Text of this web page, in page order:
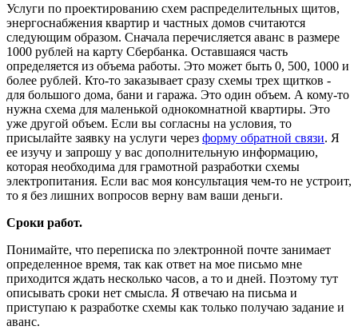
Услуги по проектированию схем распределительных щитов,
энергоснабжения квартир и частных домов считаются
следующим образом. Сначала перечисляется аванс в размере
1000 рублей на карту Сбербанка. Оставшаяся часть
определяется из объема работы. Это может быть 0, 500, 1000 и
более рублей. Кто-то заказывает сразу схемы трех щитков -
для большого дома, бани и гаража. Это один объем. А кому-то
нужна схема для маленькой однокомнатной квартиры. Это
уже другой объем. Если вы согласны на условия, то
присылайте заявку на услуги через форму обратной связи. Я
ее изучу и запрошу у вас дополнительную информацию,
которая необходима для грамотной разработки схемы
электропитания. Если вас моя консультация чем-то не устроит,
то я без лишних вопросов верну вам ваши деньги.
Сроки работ.
Понимайте, что переписка по электронной почте занимает
определенное время, так как ответ на мое письмо мне
приходится ждать несколько часов, а то и дней. Поэтому тут
описывать сроки нет смысла. Я отвечаю на письма и
приступаю к разработке схемы как только получаю задание и
аванс.